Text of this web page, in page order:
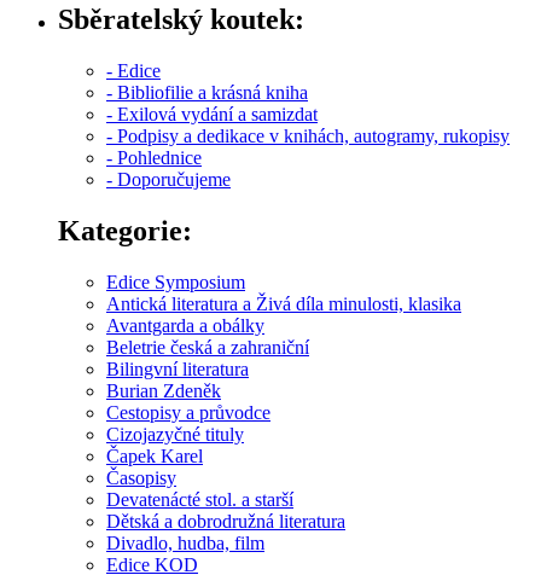
Sběratelský koutek:
- Edice
- Bibliofilie a krásná kniha
- Exilová vydání a samizdat
- Podpisy a dedikace v knihách, autogramy, rukopisy
- Pohlednice
- Doporučujeme
Kategorie:
Edice Symposium
Antická literatura a Živá díla minulosti, klasika
Avantgarda a obálky
Beletrie česká a zahraniční
Bilingvní literatura
Burian Zdeněk
Cestopisy a průvodce
Cizojazyčné tituly
Čapek Karel
Časopisy
Devatenácté stol. a starší
Dětská a dobrodružná literatura
Divadlo, hudba, film
Edice KOD